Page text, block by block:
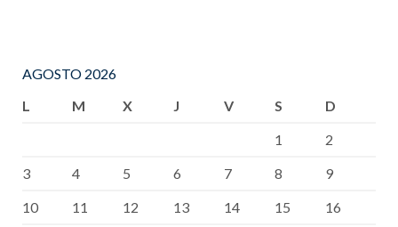
AGOSTO 2026
L
M X J V S
D
1
2
3
4 5 6 7 8
9
10
11 12 13 14 15
16